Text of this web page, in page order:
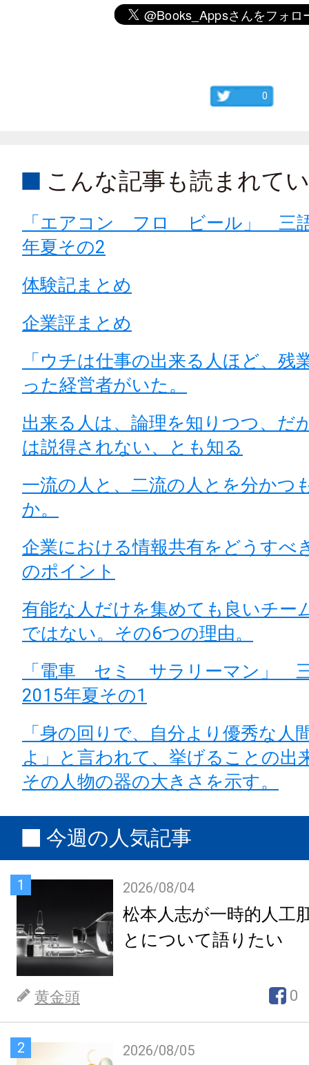
0
こんな記事も読まれて
「エアコン フロ ビール」 三
年夏その2
体験記まとめ
企業評まとめ
「ウチは仕事の出来る人ほど、残
った経営者がいた。
出来る人は、論理を知りつつ、だ
は説得されない、とも知る
一流の人と、二流の人とを分かつ
か。
企業における情報共有をどうすべ
のポイント
有能な人だけを集めても良いチー
ではない。その6つの理由。
「電車 セミ サラリーマン」
2015年夏その1
「身の回りで、自分より優秀な人
よ」と言われて、挙げることの出
その人物の器の大きさを示す。
今週の人気記事
1 2026/08/04
松本人志が一時的人工
とについて語りたい
黄金頭 0
2 2026/08/05